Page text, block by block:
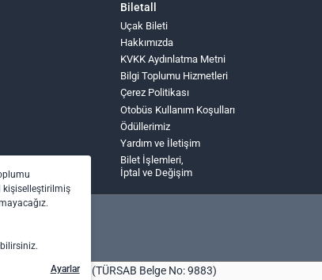
Biletall
Uçak Bileti
Hakkımızda
KVKK Aydınlatma Metni
Bilgi Toplumu Hizmetleri
Çerez Politikası
Otobüs Kullanım Koşulları
Ödüllerimiz
Yardım ve İletişim
Bilet İşlemleri,
İptal ve Değişim
Acentası (TÜRSAB Belge No: 9883)
kişiselleştirilmiş
Ayarlar